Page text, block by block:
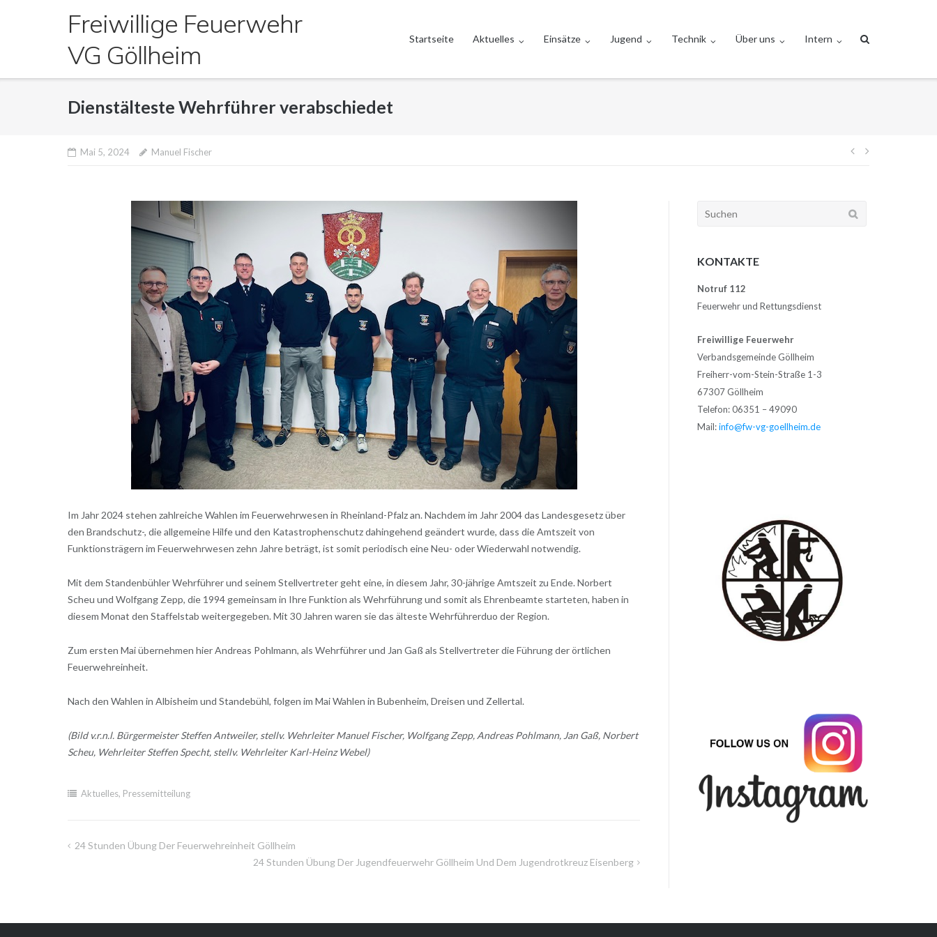
Freiwillige Feuerwehr
VG Göllheim
Startseite Aktuelles Einsätze Jugend Technik Über uns Intern
Dienstälteste Wehrführer verabschiedet
Mai 5, 2024 Manuel Fischer
Im Jahr 2024 stehen zahlreiche Wahlen im Feuerwehrwesen in Rheinland-Pfalz an. Nachdem im Jahr 2004 das Landesgesetz über
den Brandschutz-, die allgemeine Hilfe und den Katastrophenschutz dahingehend geändert wurde, dass die Amtszeit von
Funktionsträgern im Feuerwehrwesen zehn Jahre beträgt, ist somit periodisch eine Neu- oder Wiederwahl notwendig.
Mit dem Standenbühler Wehrführer und seinem Stellvertreter geht eine, in diesem Jahr, 30-jährige Amtszeit zu Ende. Norbert
Scheu und Wolfgang Zepp, die 1994 gemeinsam in Ihre Funktion als Wehrführung und somit als Ehrenbeamte starteten, haben in
diesem Monat den Staffelstab weitergegeben. Mit 30 Jahren waren sie das älteste Wehrführerduo der Region.
Zum ersten Mai übernehmen hier Andreas Pohlmann, als Wehrführer und Jan Gaß als Stellvertreter die Führung der örtlichen
Feuerwehreinheit.
Nach den Wahlen in Albisheim und Standebühl, folgen im Mai Wahlen in Bubenheim, Dreisen und Zellertal.
(Bild v.r.n.l. Bürgermeister Steffen Antweiler, stellv. Wehrleiter Manuel Fischer, Wolfgang Zepp, Andreas Pohlmann, Jan Gaß, Norbert
Scheu, Wehrleiter Steffen Specht, stellv. Wehrleiter Karl-Heinz Webel)
Aktuelles, Pressemitteilung
Beitragsnavigation
24 Stunden Übung Der Feuerwehreinheit Göllheim
24 Stunden Übung Der Jugendfeuerwehr Göllheim Und Dem Jugendrotkreuz Eisenberg
Suchen
KONTAKTE
Notruf 112
Feuerwehr und Rettungsdienst
Freiwillige Feuerwehr
Verbandsgemeinde Göllheim
Freiherr-vom-Stein-Straße 1-3
67307 Göllheim
Telefon: 06351 – 49090
Mail:info@fw-vg-goellheim.de